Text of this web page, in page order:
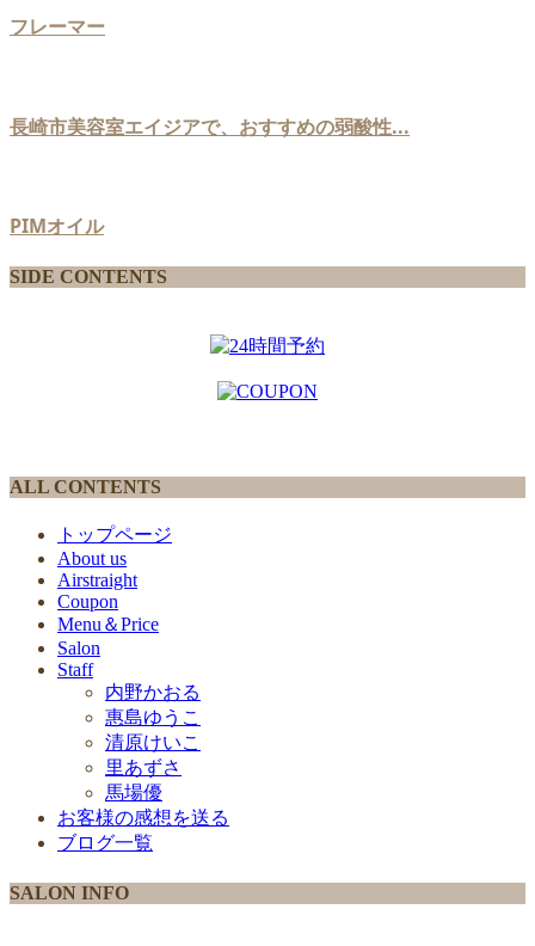
フレーマー
長崎市美容室エイジアで、おすすめの弱酸性...
PIMオイル
SIDE CONTENTS
ALL CONTENTS
トップページ
About us
Airstraight
Coupon
Menu＆Price
Salon
Staff
内野かおる
惠島ゆうこ
清原けいこ
里あずさ
馬場優
お客様の感想を送る
ブログ一覧
SALON INFO